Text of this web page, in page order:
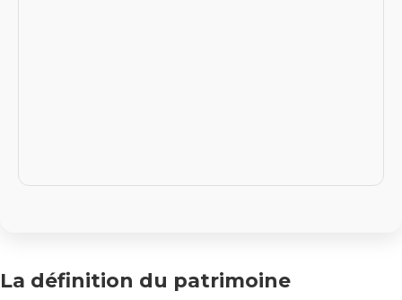
La définition du patrimoine